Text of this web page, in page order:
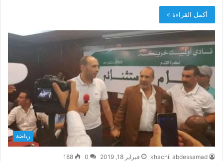
أكمل القراءة »
رياضة
khachii abdessamad فبراير 18, 2019 0
188